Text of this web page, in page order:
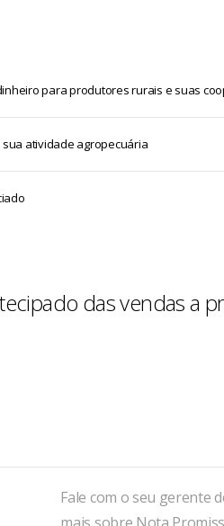
para produtores rurais e suas
atividade agropecuária
das vendas a
Fale com o seu gerente